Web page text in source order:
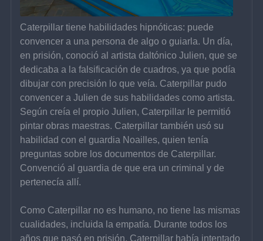
Caterpillar tiene habilidades hipnóticas: puede
convencer a una persona de algo o guiarla. Un día,
en prisión, conoció al artista daltónico Julien, que se
dedicaba a la falsificación de cuadros, ya que podía
dibujar con precisión lo que veía. Caterpillar pudo
convencer a Julien de sus habilidades como artista.
Según creía el propio Julien, Caterpillar le permitió
pintar obras maestras. Caterpillar también usó su
habilidad con el guardia Noailles, quien tenía
preguntas sobre los documentos de Caterpillar.
Convenció al guardia de que era un criminal y de
pertenecía allí.
Como Caterpillar no es humano, no tiene las mismas
cualidades, incluida la empatía. Durante todos los
años que pasó en prisión, Caterpillar había intentado